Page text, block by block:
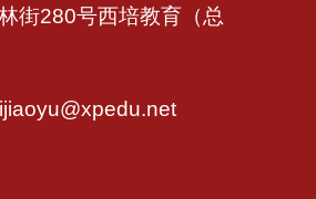
街280号西培教育（总